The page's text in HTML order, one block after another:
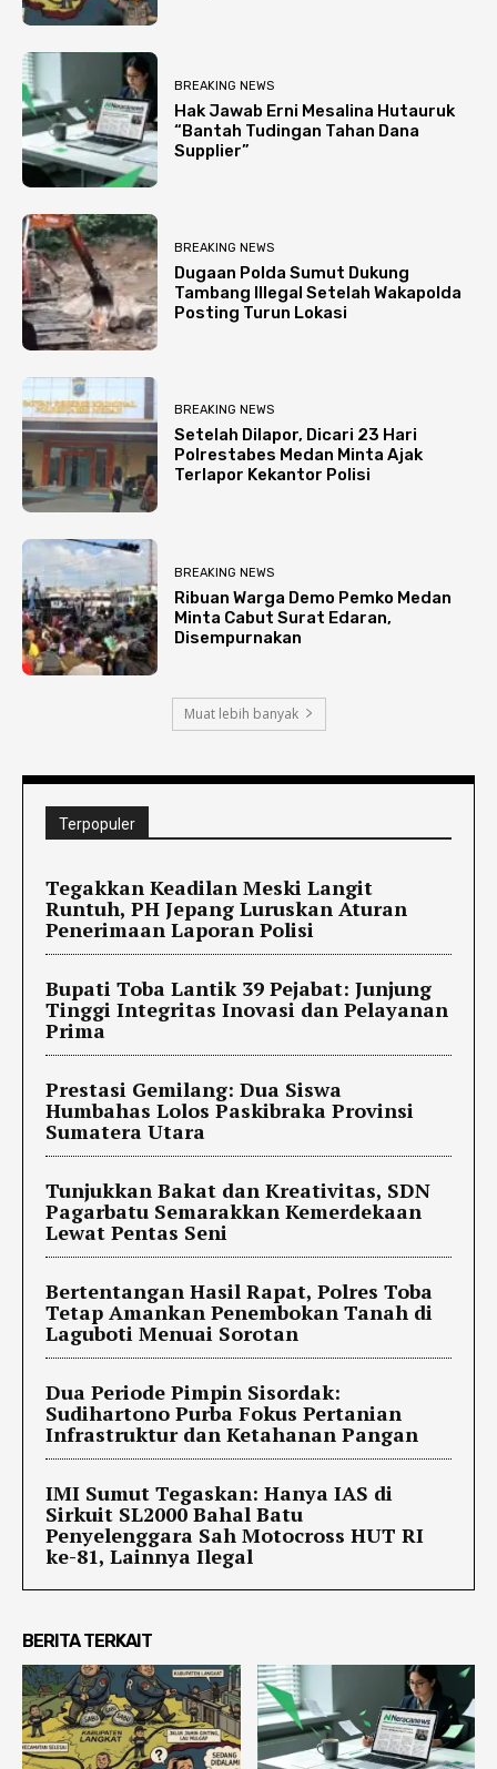
BREAKING NEWS
Hak Jawab Erni Mesalina Hutauruk
“Bantah Tudingan Tahan Dana
Supplier”
BREAKING NEWS
Dugaan Polda Sumut Dukung
Tambang Illegal Setelah Wakapolda
Posting Turun Lokasi
BREAKING NEWS
Setelah Dilapor, Dicari 23 Hari
Polrestabes Medan Minta Ajak
Terlapor Kekantor Polisi
BREAKING NEWS
Ribuan Warga Demo Pemko Medan
Minta Cabut Surat Edaran,
Disempurnakan
Muat lebih banyak
Terpopuler
Tegakkan Keadilan Meski Langit
Runtuh, PH Jepang Luruskan Aturan
Penerimaan Laporan Polisi
Bupati Toba Lantik 39 Pejabat: Junjung
Tinggi Integritas Inovasi dan Pelayanan
Prima
Prestasi Gemilang: Dua Siswa
Humbahas Lolos Paskibraka Provinsi
Sumatera Utara
Tunjukkan Bakat dan Kreativitas, SDN
Pagarbatu Semarakkan Kemerdekaan
Lewat Pentas Seni
Bertentangan Hasil Rapat, Polres Toba
Tetap Amankan Penembokan Tanah di
Laguboti Menuai Sorotan
Dua Periode Pimpin Sisordak:
Sudihartono Purba Fokus Pertanian
Infrastruktur dan Ketahanan Pangan
IMI Sumut Tegaskan: Hanya IAS di
Sirkuit SL2000 Bahal Batu
Penyelenggara Sah Motocross HUT RI
ke-81, Lainnya Ilegal
BERITA TERKAIT